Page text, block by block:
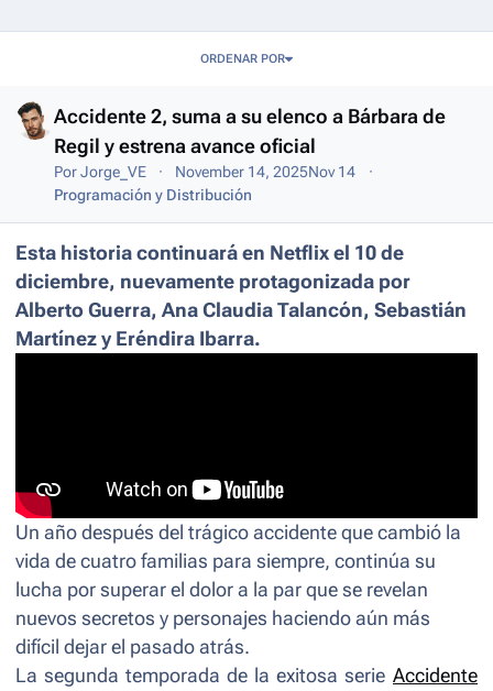
ORDENAR POR
Accidente 2, suma a su elenco a Bárbara de
Regil y estrena avance oficial
PorJorge_VE November 14, 2025Nov 14
Programación y Distribución
Esta historia continuará en Netflix el 10 de
diciembre, nuevamente protagonizada por
Alberto Guerra, Ana Claudia Talancón, Sebastián
Martínez y Eréndira Ibarra.
Un año después del trágico accidente que cambió la
vida de cuatro familias para siempre, continúa su
lucha por superar el dolor a la par que se revelan
nuevos secretos y personajes haciendo aún más
difícil dejar el pasado atrás.
La segunda temporada de la exitosa serie Accidente